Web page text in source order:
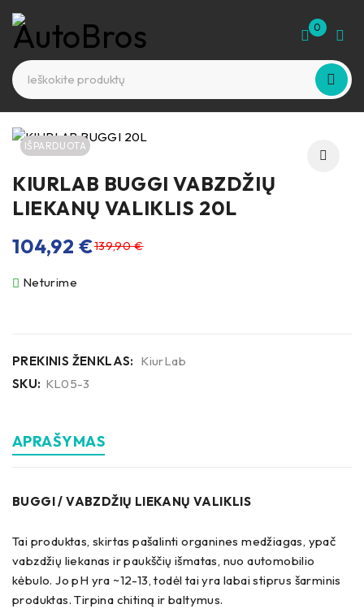
0
IŠPARDUOTA
KIURLAB BUGGI VABZDŽIŲ
LIEKANŲ VALIKLIS 20L
139,90€
104,92€
Neturime
PREKINIS ŽENKLAS: KiurLab
SKU: KL05-3
APRAŠYMAS
BUGGI / VABZDŽIŲ LIEKANŲ VALIKLIS
Tai produktas, skirtas pašalinti organines medžiagas, ypač
vabzdžių liekanas ir paukščių išmatas, nuo automobilio
kėbulo. Jo pH yra ~12-13, todėl tai yra labai stiprus šarminis
produktas. Tirpina chitiną ir baltymus.